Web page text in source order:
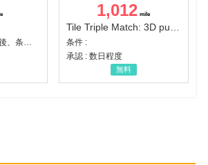
1,012
条件 :
承認 : 数日程度
無料